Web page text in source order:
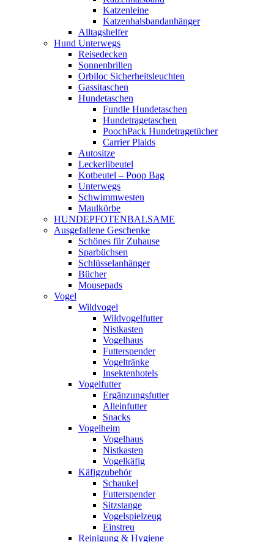
Katzenleine
Katzenhalsbandanhänger
Alltagshelfer
Hund Unterwegs
Reisedecken
Sonnenbrillen
Orbiloc Sicherheitsleuchten
Gassitaschen
Hundetaschen
Fundle Hundetaschen
Hundetragetaschen
PoochPack Hundetragetücher
Carrier Plaids
Autositze
Leckerlibeutel
Kotbeutel – Poop Bag
Unterwegs
Schwimmwesten
Maulkörbe
HUNDEPFOTENBALSAME
Ausgefallene Geschenke
Schönes für Zuhause
Sparbüchsen
Schlüsselanhänger
Bücher
Mousepads
Vogel
Wildvogel
Wildvogelfutter
Nistkasten
Vogelhaus
Futterspender
Vogeltränke
Insektenhotels
Vogelfutter
Ergänzungsfutter
Alleinfutter
Snacks
Vogelheim
Vogelhaus
Nistkasten
Vogelkäfig
Käfigzubehör
Schaukel
Futterspender
Sitzstange
Vogelspielzeug
Einstreu
Reinigung & Hygiene